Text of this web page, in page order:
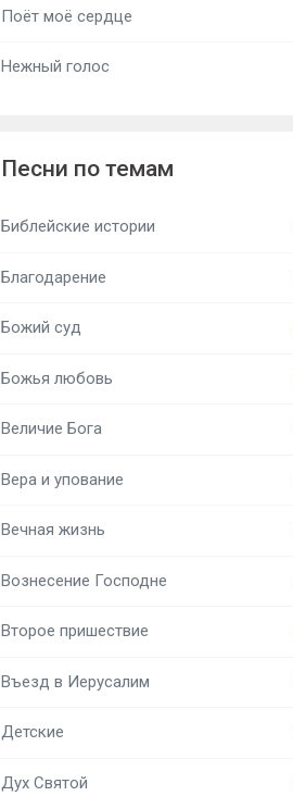
Поёт моё сердце
Нежный голос
Песни по темам
Библейские истории
Благодарение
Божий суд
Божья любовь
Величие Бога
Вера и упование
Вечная жизнь
Вознесение Господне
Второе пришествие
Въезд в Иерусалим
Детские
Дух Святой